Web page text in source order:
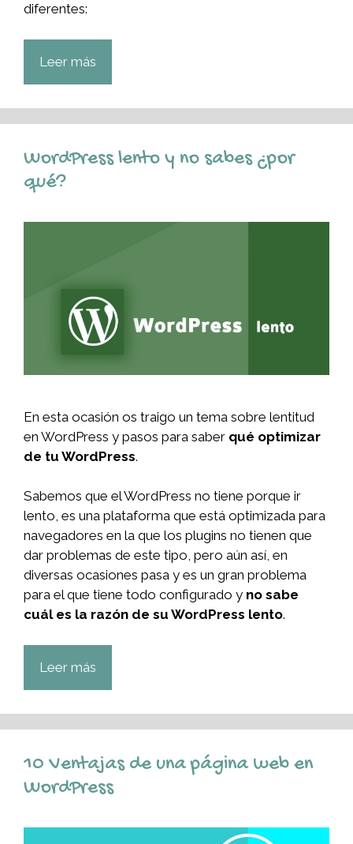
diferentes:
Leer más
WordPress lento y no sabes ¿por
qué?
En esta ocasión os traigo un tema sobre lentitud
en WordPress y pasos para saber qué optimizar
de tu WordPress.
Sabemos que el WordPress no tiene porque ir
lento, es una plataforma que está optimizada para
navegadores en la que los plugins no tienen que
dar problemas de este tipo, pero aún así, en
diversas ocasiones pasa y es un gran problema
para el que tiene todo configurado y no sabe
cuál es la razón de su WordPress lento.
Leer más
10 Ventajas de una página web en
WordPress